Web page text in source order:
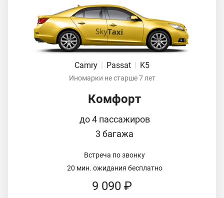
Camry Passat K5
Иномарки не старше 7 лет
Комфорт
до 4 пассажиров
3 багажа
Встреча по звонку
20 мин. ожидания бесплатно
9 090 ₽